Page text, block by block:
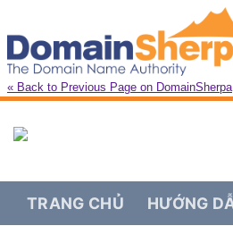
« Back to Previous Page on DomainSherpa